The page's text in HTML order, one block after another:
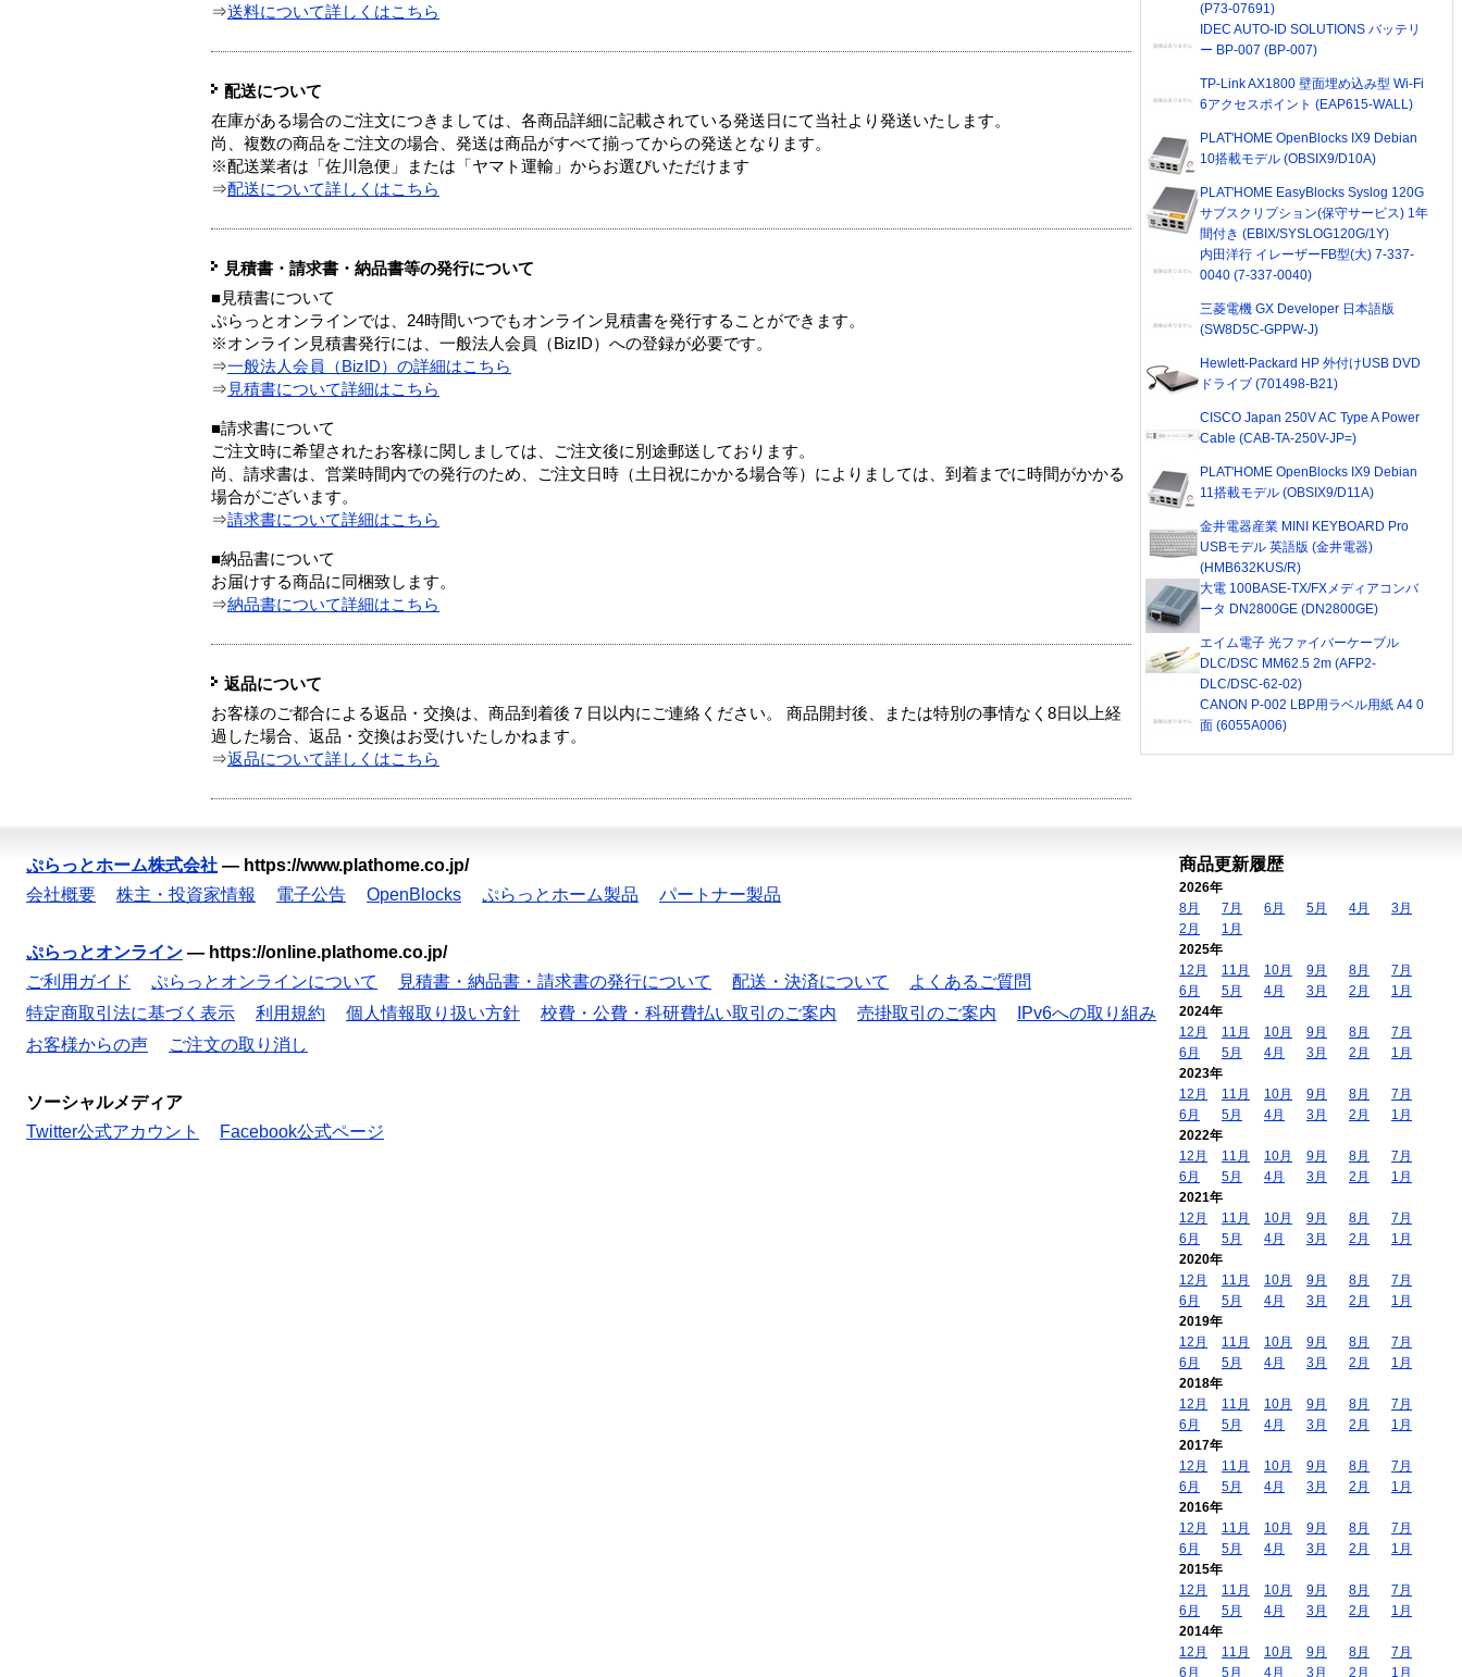
⇒送料について詳しくはこちら
配送について
在庫がある場合のご注文につきましては、各商品詳細に記載されている発送日にて当社より発送いたします。
尚、複数の商品をご注文の場合、発送は商品がすべて揃ってからの発送となります。
※配送業者は「佐川急便」または「ヤマト運輸」からお選びいただけます
⇒配送について詳しくはこちら
見積書・請求書・納品書等の発行について
■見積書について
ぷらっとオンラインでは、24時間いつでもオンライン見積書を発行することができます。
※オンライン見積書発行には、一般法人会員（BizID）への登録が必要です。
⇒一般法人会員（BizID）の詳細はこちら
⇒ 見積書について詳細はこちら
■請求書について
ご注文時に希望されたお客様に関しましては、ご注文後に別途郵送しております。
尚、請求書は、営業時間内での発行のため、ご注文日時（土日祝にかかる場合等）によりましては、到着までに時間がかかる
場合がございます。
⇒請求書について詳細はこちら
■納品書について
お届けする商品に同梱致します。
⇒納品書について詳細はこちら
返品について
お客様のご都合による返品・交換は、商品到着後７日以内にご連絡ください。 商品開封後、または特別の事情なく8日以上経
過した場合、返品・交換はお受けいたしかねます。
⇒返品について詳しくはこちら
(P73-07691)
IDEC AUTO-ID SOLUTIONS バッテリ
ー BP-007 (BP-007)
TP-Link AX1800 壁面埋め込み型 Wi-Fi
6アクセスポイント (EAP615-WALL)
PLAT'HOME OpenBlocks IX9 Debian
10搭載モデル (OBSIX9/D10A)
PLAT'HOME EasyBlocks Syslog 120G
サブスクリプション(保守サービス) 1年
間付き (EBIX/SYSLOG120G/1Y)
内田洋行 イレーザーFB型(大) 7-337-
0040 (7-337-0040)
三菱電機 GX Developer 日本語版
(SW8D5C-GPPW-J)
Hewlett-Packard HP 外付けUSB DVD
ドライブ (701498-B21)
CISCO Japan 250V AC Type A Power
Cable (CAB-TA-250V-JP=)
PLAT'HOME OpenBlocks IX9 Debian
11搭載モデル (OBSIX9/D11A)
金井電器産業 MINI KEYBOARD Pro
USBモデル 英語版 (金井電器)
(HMB632KUS/R)
大電 100BASE-TX/FXメディアコンバ
ータ DN2800GE (DN2800GE)
エイム電子 光ファイバーケーブル
DLC/DSC MM62.5 2m (AFP2-
DLC/DSC-62-02)
CANON P-002 LBP用ラベル用紙 A4 0
面 (6055A006)
ぷらっとホーム株式会社 — https://www.plathome.co.jp/
会社概要
株主・投資家情報 電子公告 OpenBlocks ぷらっとホーム製品 パートナー製品
ぷらっとオンライン — https://online.plathome.co.jp/
ご利用ガイド
ぷらっとオンラインについて 見積書・納品書・請求書の発行について 配送・決済について
よくあるご質問
特定商取引法に基づく表示
利用規約 個人情報取り扱い方針 校費・公費・科研費払い取引のご案内 売掛取引のご案内
IPv6への取り組み
お客様からの声
ご注文の取り消し
ソーシャルメディア
Twitter公式アカウント
Facebook公式ページ
商品更新履歴
2026年
8月
7月 6月 5月 4月
3月
2月
1月
2025年
12月
11月 10月 9月 8月
7月
6月
5月 4月 3月 2月
1月
2024年
12月
11月 10月 9月 8月
7月
6月
5月 4月 3月 2月
1月
2023年
12月
11月 10月 9月 8月
7月
6月
5月 4月 3月 2月
1月
2022年
12月
11月 10月 9月 8月
7月
6月
5月 4月 3月 2月
1月
2021年
12月
11月 10月 9月 8月
7月
6月
5月 4月 3月 2月
1月
2020年
12月
11月 10月 9月 8月
7月
6月
5月 4月 3月 2月
1月
2019年
12月
11月 10月 9月 8月
7月
6月
5月 4月 3月 2月
1月
2018年
12月
11月 10月 9月 8月
7月
6月
5月 4月 3月 2月
1月
2017年
12月
11月 10月 9月 8月
7月
6月
5月 4月 3月 2月
1月
2016年
12月
11月 10月 9月 8月
7月
6月
5月 4月 3月 2月
1月
2015年
12月
11月 10月 9月 8月
7月
6月
5月 4月 3月 2月
1月
2014年
12月
11月 10月 9月 8月
7月
6月
5月 4月 3月 2月 1月